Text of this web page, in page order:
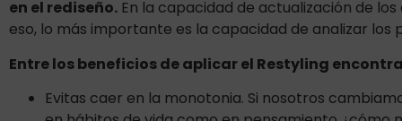
en el rediseño. En la capacidad de actualización de
eso, lo más importante es la capacidad de analizar los
Entre los beneficios de aplicar el Restyling
Evitas caer en la monotonia. Si nosotros